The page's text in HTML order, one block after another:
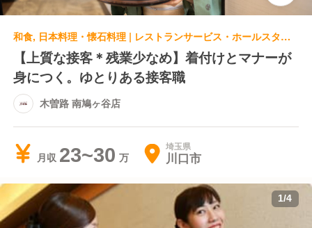
和食, 日本料理・懐石料理 | レストランサービス・ホールスタッフ | 木曽路 南鳩ヶ谷店
【上質な接客＊残業少なめ】着付けとマナーが
身につく。ゆとりある接客職
木曽路 南鳩ヶ谷店
月収 23~30 埼玉県
川口市
1/4